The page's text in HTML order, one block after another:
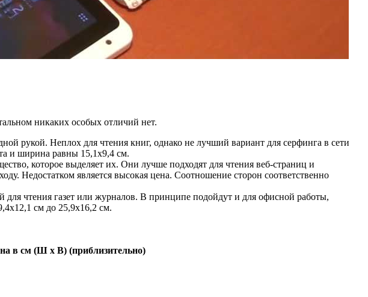
никаких особых отличий нет.
рукой. Неплох для чтения книг, однако не лучший вариант для серфинга в сети
и ширина равны 15,1х9,4 см.
которое выделяет их. Они лучше подходят для чтения веб-страниц и
Недостатком является высокая цена. Соотношение сторон соответственно
чтения газет или журналов. В принципе подойдут и для офисной работы,
см до 25,9х16,2 см.
в см (Ш x В) (приблизительно)